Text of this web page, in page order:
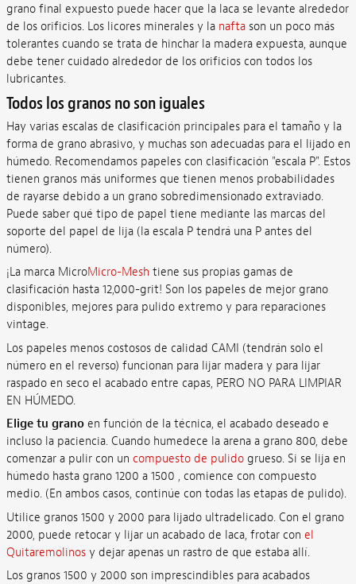
grano final expuesto puede hacer que la laca se levante alrededor
de los orificios. Los licores minerales y la naftason un poco más
tolerantes cuando se trata de hinchar la madera expuesta, aunque
debe tener cuidado alrededor de los orificios con todos los
lubricantes.
Todos los granos no son iguales
Hay varias escalas de clasificación principales para el tamaño y la
forma de grano abrasivo, y muchas son adecuadas para el lijado en
húmedo. Recomendamos papeles con clasificación "escala P". Estos
tienen granos más uniformes que tienen menos probabilidades
de rayarse debido a un grano sobredimensionado extraviado.
Puede saber qué tipo de papel tiene mediante las marcas del
soporte del papel de lija (la escala P tendrá una P antes del
número).
¡La marca MicroMicro-Mesh tiene sus propias gamas de
clasificación hasta 12,000-grit! Son los papeles de mejor grano
disponibles, mejores para pulido extremo y para reparaciones
vintage.
Los papeles menos costosos de calidad CAMI (tendrán solo el
número en el reverso) funcionan para lijar madera y para lijar
raspado en seco el acabado entre capas, PERO NO PARA LIMPIAR
EN HÚMEDO.
Elige tu granoen función de la técnica, el acabado deseado e
incluso la paciencia. Cuando humedece la arena a grano 800, debe
comenzar a pulir con un compuesto de pulidogrueso. Si se lija en
húmedo hasta grano 1200 a 1500 , comience con compuesto
medio. (En ambos casos, continúe con todas las etapas de pulido).
Utilice granos 1500 y 2000 para lijado ultradelicado. Con el grano
2000, puede retocar y lijar un acabado de laca, frotar con el
Quitaremolinosy dejar apenas un rastro de que estaba allí.
Los granos 1500 y 2000 son imprescindibles para acabados